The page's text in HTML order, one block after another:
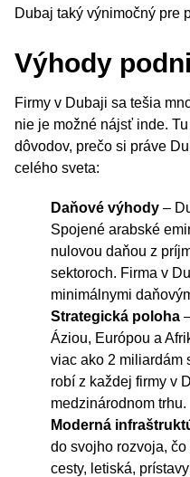
Dubaj taký výnimočný pre
Výhody
Firmy v Dubaji sa tešia
nie je možné nájsť inde.
dôvodov, prečo si práve
celého sveta:
Daňové výhody –
Spojené arabské
nulovou daňou z
sektoroch. Firma v
minimálnymi
Strategická poloha
Áziou, Európou a
viac ako 2 miliardám
robí z každej firmy v
medzinárodnom trhu.
Moderná
do svojho rozvoja,
cesty, letiská,